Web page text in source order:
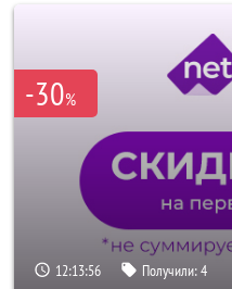
-30%
12:13:53 Получили:4